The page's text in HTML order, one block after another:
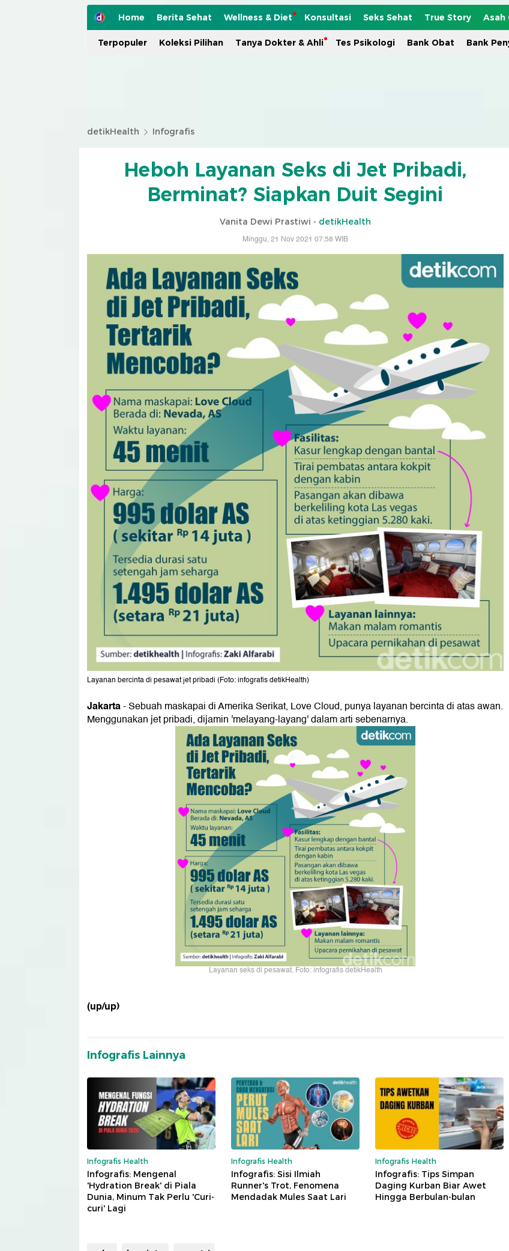
Home Berita Sehat Wellness & Diet Konsultasi Seks Sehat True Story Asah
Terpopuler Koleksi Pilihan Tanya Dokter & Ahli Tes Psikologi Bank Obat Bank
detikHealth Infografis
Heboh Layanan Seks di Jet Pribadi,
Berminat? Siapkan Duit Segini
Vanita Dewi Prastiwi - detikHealth
Minggu, 21 Nov 2021 07:58 WIB
Layanan bercinta di pesawat jet pribadi (Foto: infografis detikHealth)
Jakarta-Sebuah maskapai di Amerika Serikat, Love Cloud, punya layanan bercinta di atas awan.
Menggunakan jet pribadi, dijamin 'melayang-layang' dalam arti sebenarnya.
Layanan seks di pesawat. Foto: infografis detikHealth
(up/up)
Infografis Lainnya
Infografis Health
Infografis: Mengenal
'Hydration Break' di Piala
Dunia, Minum Tak Perlu 'Curi-
curi' Lagi
Infografis Health
Infografis: Sisi Ilmiah
Runner's Trot, Fenomena
Mendadak Mules Saat Lari
Infografis Health
Infografis: Tips Simpan
Daging Kurban Biar Awet
Hingga Berbulan-bulan